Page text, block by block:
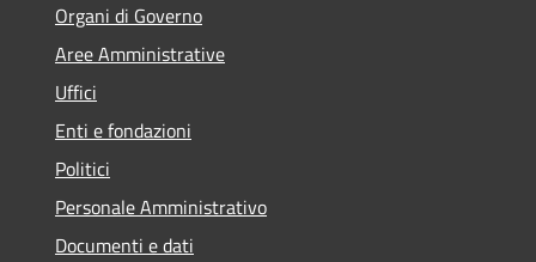
Organi di Governo
Aree Amministrative
Uffici
Enti e fondazioni
Politici
Personale Amministrativo
Documenti e dati